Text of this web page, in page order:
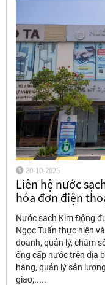
20-10-2025
Liên hệ nước
hóa đơn điện
Nước sạch Kim Động
Ngọc Tuấn thực hiện
doanh, quản lý, chăm
ống cấp nước trên địa
hàng, quản lý sản
giao;.....